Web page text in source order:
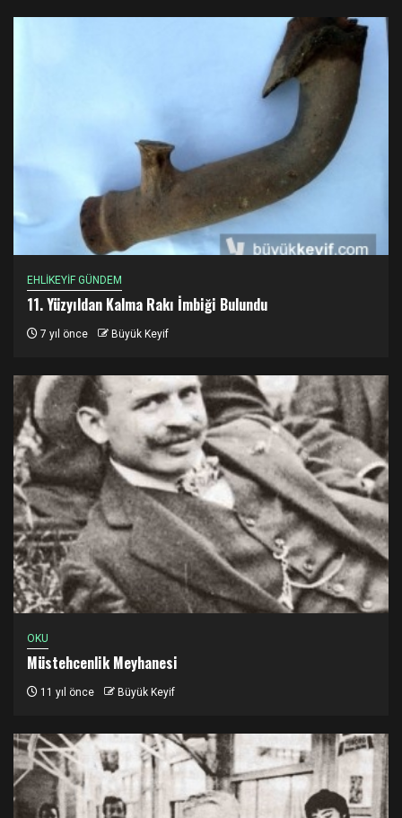
EHLİKEYİF GÜNDEM
11. Yüzyıldan Kalma Rakı İmbiği Bulundu
7 yıl önce Büyük Keyif
OKU
Müstehcenlik Meyhanesi
11 yıl önce Büyük Keyif